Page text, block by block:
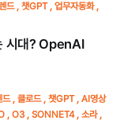
드 챗GPT
업무자동화
시대? OpenAI
드 클로드 챗GPT
AI영상
O3 SONNET4
소라